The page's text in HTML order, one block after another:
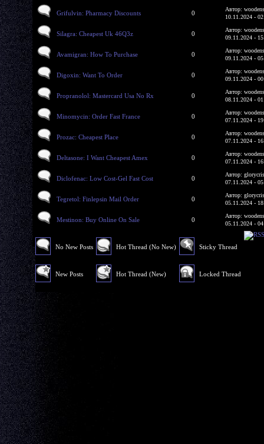
Grifulvin: Pharmacy Discounts 0
Автор:
10.11.2024 -
Silagra: Cheapest Uk 46Q3z 0
Автор:
09.11.2024 -
Avamigran: How To Purchase 0
Автор:
09.11.2024 -
Digoxin: Want To Order 0
Автор:
09.11.2024 -
Propranolol: Mastercard Usa No Rx 0
Автор:
08.11.2024 -
Minomycin: Order Fast France 0
Автор:
07.11.2024 -
Prozac: Cheapest Place 0
Автор:
07.11.2024 -
Deltasone: I Want Cheapest Amex 0
Автор:
07.11.2024 -
Diclofenac: Low Cost-Gel Fast Cost 0
Автор:
07.11.2024 -
Tegretol: Finlepsin Mail Order 0
Автор:
05.11.2024 -
Mestinon: Buy Online On Sale 0
Автор:
05.11.2024 -
No New Posts
New Posts
Hot Thread (No New)
Hot Thread (New)
Sticky Thread
Locked Thread